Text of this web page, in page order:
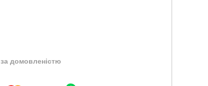
за домовленістю